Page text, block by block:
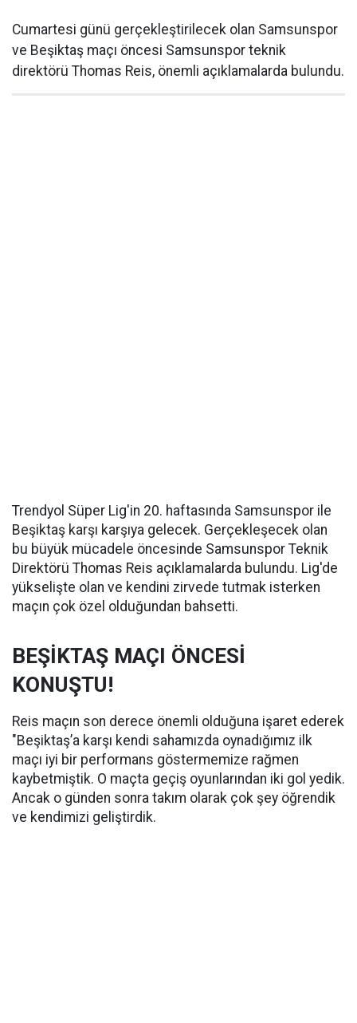
Cumartesi günü gerçekleştirilecek olan Samsunspor
ve Beşiktaş maçı öncesi Samsunspor teknik
direktörü Thomas Reis, önemli açıklamalarda bulundu.
Trendyol Süper Lig'in 20. haftasında Samsunspor ile
Beşiktaş karşı karşıya gelecek. Gerçekleşecek olan
bu büyük mücadele öncesinde Samsunspor Teknik
Direktörü Thomas Reis açıklamalarda bulundu. Lig'de
yükselişte olan ve kendini zirvede tutmak isterken
maçın çok özel olduğundan bahsetti.
BEŞİKTAŞ MAÇI ÖNCESİ
KONUŞTU!
Reis maçın son derece önemli olduğuna işaret ederek
"Beşiktaş’a karşı kendi sahamızda oynadığımız ilk
maçı iyi bir performans göstermemize rağmen
kaybetmiştik. O maçta geçiş oyunlarından iki gol yedik.
Ancak o günden sonra takım olarak çok şey öğrendik
ve kendimizi geliştirdik.